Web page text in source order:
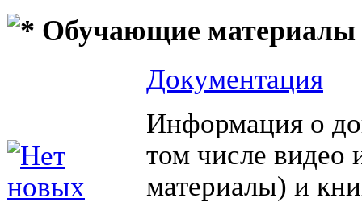
Обучающие материалы
Документация
Информация о
том числе видео
материалы) и